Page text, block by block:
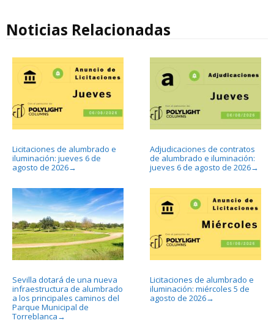
Noticias Relacionadas
Licitaciones de alumbrado e
iluminación: jueves 6 de
agosto de 2026→
Adjudicaciones de contratos
de alumbrado e iluminación:
jueves 6 de agosto de 2026→
Sevilla dotará de una nueva
infraestructura de alumbrado
a los principales caminos del
Parque Municipal de
Torreblanca →
Licitaciones de alumbrado e
iluminación: miércoles 5 de
agosto de 2026→